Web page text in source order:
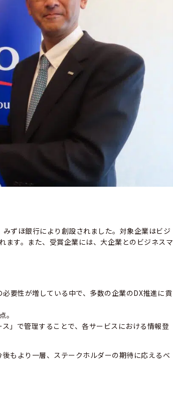
ずほ銀行により創設されました。対象企業はビジ
ます。また、受賞企業には、大企業とのビジネスマ
要性が増している中で、多数の企業のDX推進に貢
。
」で管理することで、各サービスにおける情報登
もより一層、ステークホルダーの期待に応えるべ